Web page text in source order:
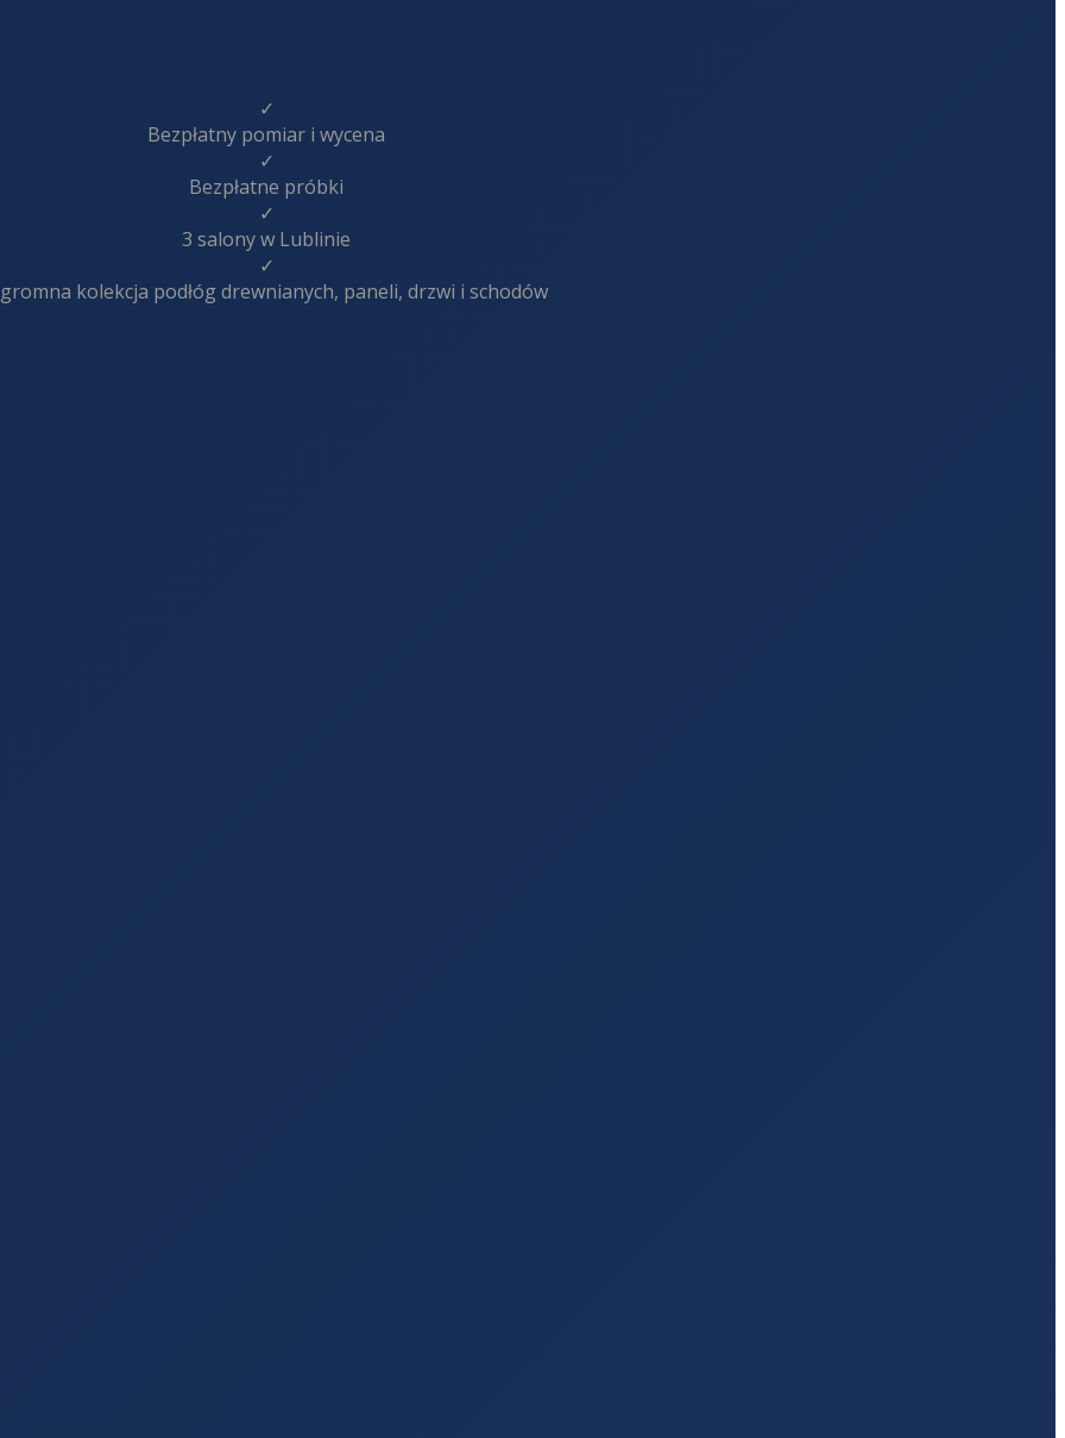
✓
Bezpłatny pomiar i wycena
✓
Bezpłatne próbki
✓
3 salony w Lublinie
✓
kolekcja podłóg drewnianych, paneli, drzwi i schodów